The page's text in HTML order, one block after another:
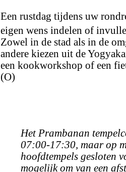
Een rustdag tijdens uw
eigen wens indelen of
Zowel in de stad als in de
andere kiezen uit de
een kookworkshop of een
(O)
Het Prambanan
07:00-17:30, maar op
hoofdtempels gesloten
mogelijk om van een